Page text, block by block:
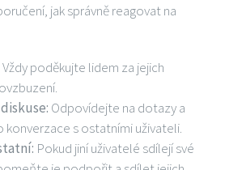
jak správně reagovat na
Vždy poděkujte lidem za jejich
Odpovídejte na dotazy a
konverzace s ostatními uživateli.
Pokud jiní uživatelé sdílejí své